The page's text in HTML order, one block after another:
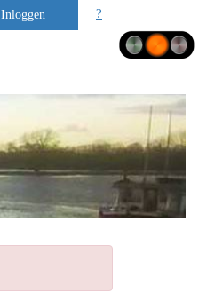
Inloggen ?